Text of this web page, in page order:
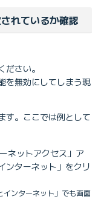
り」コース
ッツ「Bフレッツ」コー
れているか確認
さい。
を無効にしてしまう現
す。ここでは例として
ネットアクセス」ア
ンターネット」をクリ
ンターネット」でも画面